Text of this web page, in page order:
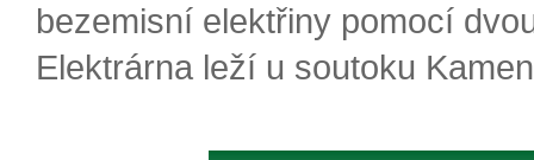
bezemisní elektřiny pomocí
Elektrárna leží u soutoku